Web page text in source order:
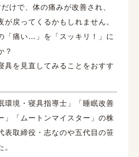
けで、体の痛みが改善され、
が戻ってくるかもしれません。
「痛い…」を「スッキリ！」に
？
具を見直してみることをおすす
環境・寝具指導士」「睡眠改善
」「ムートンマイスター」の株
表取締役・志なのや五代目の笹